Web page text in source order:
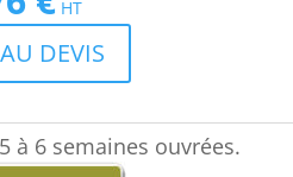
prix
actuel
est :
HT
DEVIS
5 à 6 semaines ouvrées.